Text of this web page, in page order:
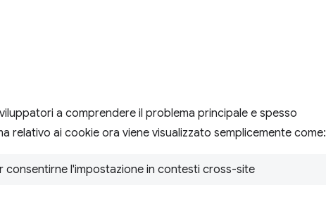
a comprendere il problema principale e spesso
relativo ai cookie ora viene visualizzato semplicemente come:
l'impostazione in contesti cross-site